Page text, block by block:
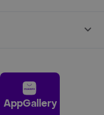
AppGallery